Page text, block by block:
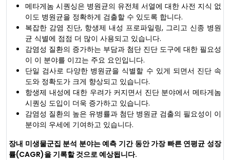
메타게놈 시퀀싱은 병원균의 유전체 서열에 대한 사전 지식 없
이도 병원균을 정확하게 검출할 수 있도록 합니다.
복잡한 감염 진단, 항생제 내성 프로파일링, 그리고 신종 병원
균 식별에 점점 더 많이 사용되고 있습니다.
감염성 질환의 증가하는 부담과 첨단 진단 도구에 대한 필요성
이 이 분야를 이끄는 주요 요인입니다.
단일 검사로 다양한 병원균을 식별할 수 있게 되면서 진단 속
도와 정확도가 크게 향상되고 있습니다.
항생제 내성에 대한 우려가 커지면서 진단 분야에서 메타게놈
시퀀싱 도입이 더욱 증가하고 있습니다.
감염성 질환의 높은 유병률과 첨단 병원균 검출의 필요성이 이
분야의 우세에 기여하고 있습니다.
장내 미생물군집 분석 분야는 예측 기간 동안 가장 빠른 연평균 성장
률(CAGR)을 기록할 것으로 예상됩니다.